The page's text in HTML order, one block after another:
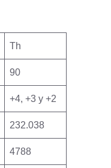
Th
90
+4, +3 y +2
232.038
4788